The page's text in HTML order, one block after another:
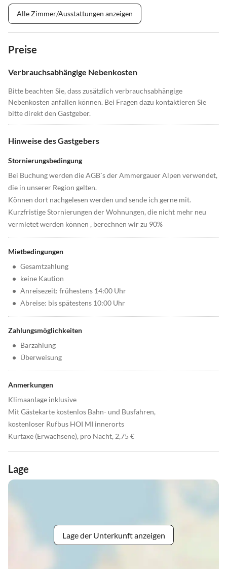
Alle Zimmer/Ausstattungen anzeigen
Preise
Verbrauchsabhängige Nebenkosten
Bitte beachten Sie, dass zusätzlich verbrauchsabhängige
Nebenkosten anfallen können. Bei Fragen dazu kontaktieren Sie
bitte direkt den Gastgeber.
Hinweise des Gastgebers
Stornierungsbedingung
Bei Buchung werden die AGB`s der Ammergauer Alpen verwendet,
die in unserer Region gelten.
Können dort nachgelesen werden und sende ich gerne mit.
Kurzfristige Stornierungen der Wohnungen, die nicht mehr neu
vermietet werden können , berechnen wir zu 90%
Mietbedingungen
• Gesamtzahlung
• keine Kaution
• Anreisezeit: frühestens 14:00 Uhr
• Abreise: bis spätestens 10:00 Uhr
Zahlungsmöglichkeiten
• Barzahlung
• Überweisung
Anmerkungen
Klimaanlage inklusive
Mit Gästekarte kostenlos Bahn- und Busfahren,
kostenloser Rufbus HOI MI innerorts
Kurtaxe (Erwachsene), pro Nacht, 2,75 €
Lage
Lage der Unterkunft anzeigen